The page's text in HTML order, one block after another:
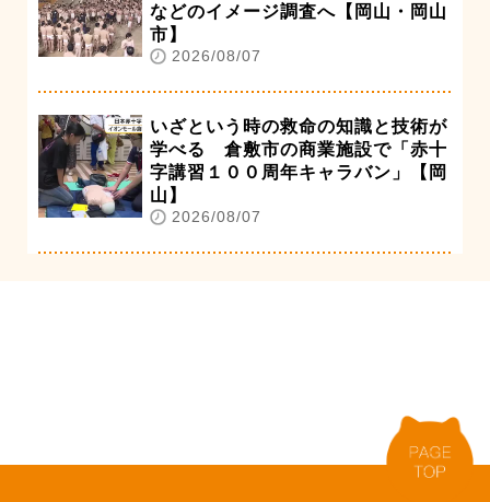
などのイメージ調査へ【岡山・岡山
市】
2026/08/07
いざという時の救命の知識と技術が
学べる 倉敷市の商業施設で「赤十
字講習１００周年キャラバン」【岡
山】
2026/08/07